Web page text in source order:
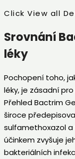
Click View all
Srovnání
léky
Pochopení toho,
léky, je zásadní
Přehled Bactrim
široce
sulfamethoxazol
účinkem zvyšuje
bakteriálních